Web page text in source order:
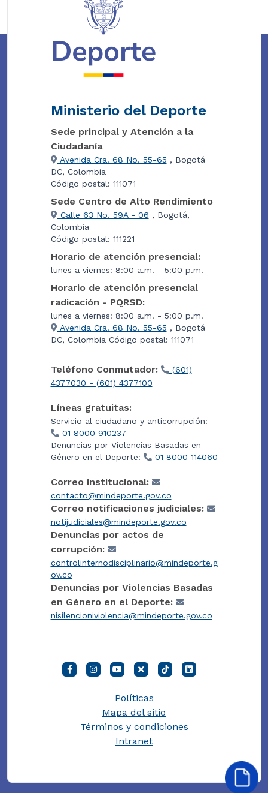
Ministerio del Deporte
Sede principal y Atención a la
Ciudadanía
Avenida Cra. 68 No. 55-65 , Bogotá
DC, Colombia
Código postal: 111071
Sede Centro de Alto Rendimiento
Calle 63 No. 59A - 06 , Bogotá,
Colombia
Código postal: 111221
Horario de atención presencial:
lunes a viernes: 8:00 a.m. - 5:00 p.m.
Horario de atención presencial
radicación - PQRSD:
lunes a viernes: 8:00 a.m. - 5:00 p.m.
Avenida Cra. 68 No. 55-65 , Bogotá
DC, Colombia Código postal: 111071
Teléfono Conmutador:
(601)
4377030 - (601) 4377100
Líneas gratuitas:
Servicio al ciudadano y anticorrupción:
01 8000 910237
Denuncias por Violencias Basadas en
Género en el Deporte:
01 8000 114060
Correo institucional:
contacto@mindeporte.gov.co
Correo notificaciones judiciales:
notijudiciales@mindeporte.gov.co
Denuncias por actos de
corrupción:
controlinternodisciplinario@mindeporte.g
ov.co
Denuncias por Violencias Basadas
en Género en el Deporte:
nisilencioniviolencia@mindeporte.gov.co
Políticas
Mapa del sitio
Términos y condiciones
Intranet